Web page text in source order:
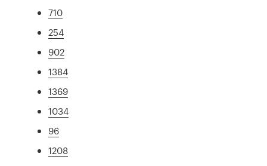
710
254
902
1384
1369
1034
96
1208